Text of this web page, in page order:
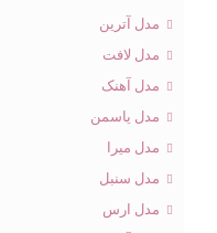
مدل آترین
مدل لافت
مدل آهنک
مدل یاسمن
مدل میرا
مدل سنبل
مدل ارس